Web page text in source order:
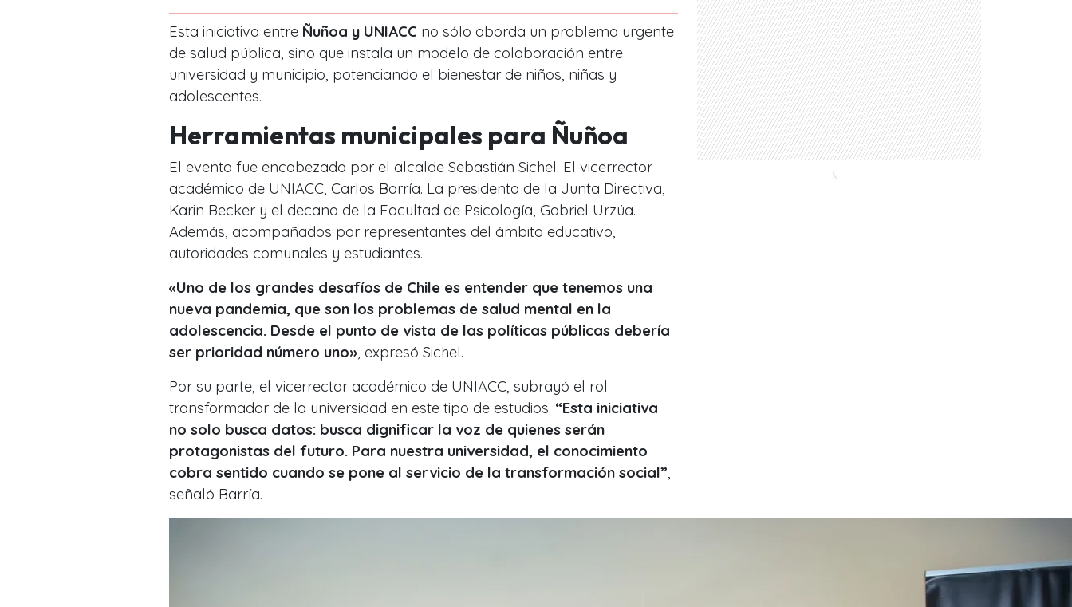
Esta iniciativa entre Ñuñoa y UNIACC no sólo aborda un problema urgente
de salud pública, sino que instala un modelo de colaboración entre
universidad y municipio, potenciando el bienestar de niños, niñas y
adolescentes.
Herramientas municipales para Ñuñoa
El evento fue encabezado por el alcalde Sebastián Sichel. El vicerrector
académico de UNIACC, Carlos Barría. La presidenta de la Junta Directiva,
Karin Becker y el decano de la Facultad de Psicología, Gabriel Urzúa.
Además, acompañados por representantes del ámbito educativo,
autoridades comunales y estudiantes.
«Uno de los grandes desafíos de Chile es entender que tenemos una
nueva pandemia, que son los problemas de salud mental en la
adolescencia. Desde el punto de vista de las políticas públicas debería
ser prioridad número uno» , expresó Sichel.
Por su parte, el vicerrector académico de UNIACC, subrayó el rol
transformador de la universidad en este tipo de estudios. “Esta iniciativa
no solo busca datos: busca dignificar la voz de quienes serán
protagonistas del futuro. Para nuestra universidad, el conocimiento
cobra sentido cuando se pone al servicio de la transformación social”
señaló Barría.